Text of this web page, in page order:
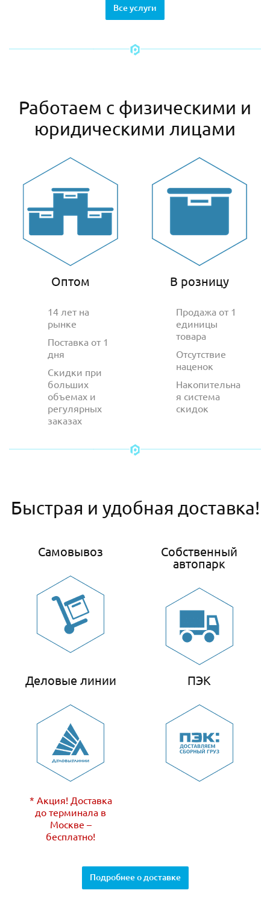
Все услуги
Работаем с физическими и
юридическими лицами
Оптом
14 лет на
рынке
Поставка от 1
дня
Скидки при
больших
объемах и
регулярных
заказах
В розницу
Продажа от 1
единицы
товара
Отсутствие
наценок
Накопительна
я система
скидок
Быстрая и удобная доставка!
Самовывоз
Собственный
автопарк
Деловые линии
* Акция! Доставка
до терминала в
Москве –
бесплатно!
ПЭК
Подробнее о доставке